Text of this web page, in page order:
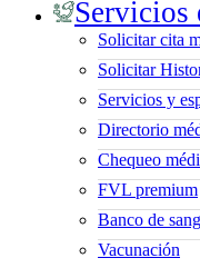
Servicios
Solicitar cita
Solicitar
Servicios y
Directorio
Chequeo
FVL premium
Banco de
Vacunación